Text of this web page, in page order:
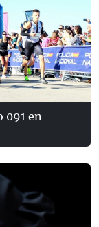
091 en